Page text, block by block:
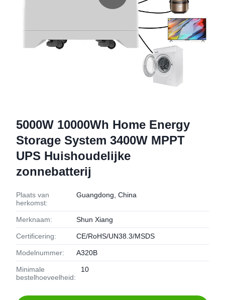
5000W 10000Wh Home Energy
Storage System 3400W MPPT
UPS Huishoudelijke
zonnebatterij
Plaats van
herkomst:
Guangdong, China
Merknaam: Shun Xiang
Certificering: CE/RoHS/UN38.3/MSDS
Modelnummer: A320B
Minimale
bestelhoeveelheid:
10